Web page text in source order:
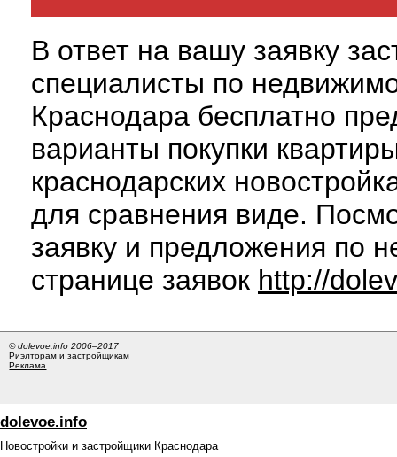
В ответ на вашу заявку
специалисты по
Краснодара бесплатно
варианты покупки
краснодарских
для сравнения виде.
заявку и предложения по
странице заявок http://
© dolevoe.info 2006–2017
Риэлторам и застройщикам
Реклама
dolevoe.info
Новостройки и застройщики Краснодара